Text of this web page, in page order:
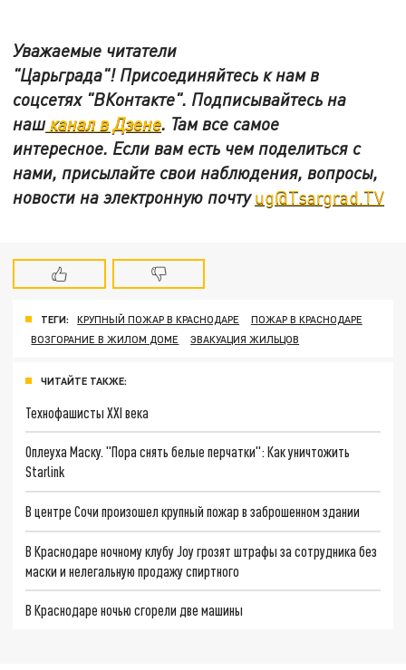
Уважаемые читатели
"Царьграда"! Присоединяйтесь к нам в
соцсетях "ВКонтакте". Подписывайтесь на
нашканал в Дзене. Там все самое
интересное. Если вам есть чем поделиться с
нами, присылайте свои наблюдения, вопросы,
новости на электронную почтуug@Tsargrad.TV
ТЕГИ: КРУПНЫЙ ПОЖАР В КРАСНОДАРЕ
ПОЖАР В КРАСНОДАРЕ
ВОЗГОРАНИЕ В ЖИЛОМ ДОМЕ
ЭВАКУАЦИЯ ЖИЛЬЦОВ
ЧИТАЙТЕ ТАКЖЕ:
Технофашисты XXI века
Оплеуха Маску. "Пора снять белые перчатки": Как уничтожить
Starlink
В центре Сочи произошел крупный пожар в заброшенном здании
В Краснодаре ночному клубу Joy грозят штрафы за сотрудника без
маски и нелегальную продажу спиртного
В Краснодаре ночью сгорели две машины